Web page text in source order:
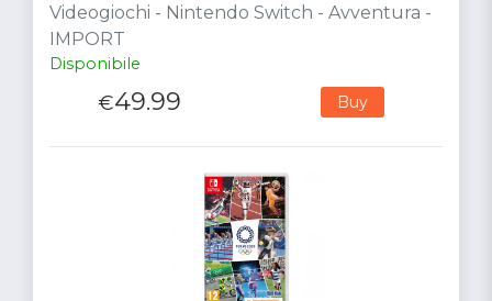
Videogiochi - Nintendo Switch - Avventura -
IMPORT
Disponibile
€49.99 Buy